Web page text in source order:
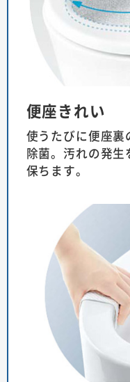
便座きれい
使うたびに便座裏
除菌。汚れの発
保ちます。